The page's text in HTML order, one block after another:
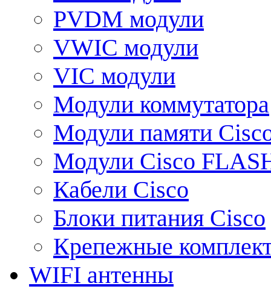
PVDM модули
VWIC модули
VIC модули
Модули коммутатора
Модули памяти
Модули Cisco
Кабели Cisco
Блоки питания Cisco
Крепежные
WIFI антенны